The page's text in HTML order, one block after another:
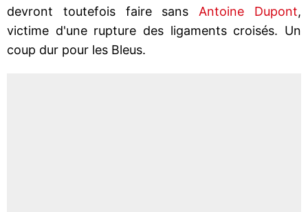
devront toutefois faire sans Antoine Dupont,
victime d'une rupture des ligaments croisés. Un
coup dur pour les Bleus.